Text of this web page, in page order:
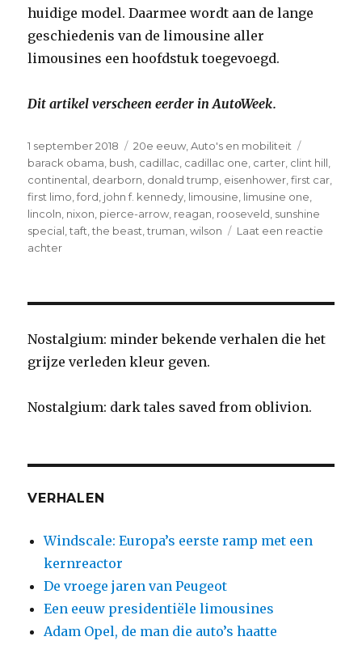
huidige model. Daarmee wordt aan de lange
geschiedenis van de limousine aller
limousines een hoofdstuk toegevoegd.
Dit artikel verscheen eerder in AutoWeek.
Geplaatst
op
1 september 2018 Categorieën
20e eeuw,Auto's en mobiliteit
barack obama, bush, cadillac, cadillac one, carter, clint hill,
continental, dearborn, donald trump, eisenhower,first car,
first limo,ford, john f. kennedy, limousine, limusine one,
lincoln, nixon, pierce-arrow, reagan, rooseveld, sunshine
special,taft,the beast,truman,wilson
Laat een reactie
achter
presidentiële
Nostalgium: minder bekende verhalen die het
grijze verleden kleur geven.
Nostalgium: dark tales saved from oblivion.
VERHALEN
Windscale: Europa’s eerste ramp met een
kernreactor
De vroege jaren van Peugeot
Een eeuw presidentiële limousines
Adam Opel, de man die auto’s haatte